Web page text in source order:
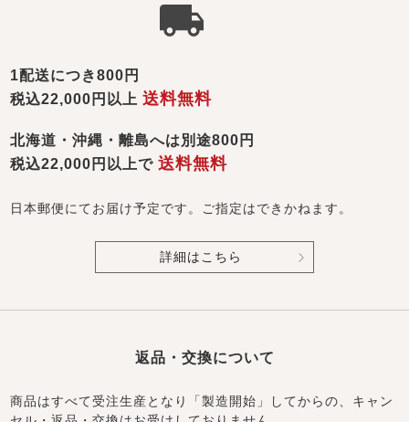
1配送につき800円
税込22,000円以上送料無料
北海道・沖縄・離島へは別途800円
税込22,000円以上で送料無料
日本郵便にてお届け予定です。ご指定はできかねます。
詳細はこちら
返品・交換について
商品はすべて受注生産となり「製造開始」してからの、キャン